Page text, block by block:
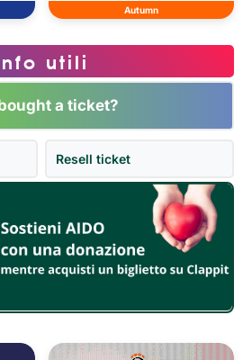
Autumn
utili
a ticket?
Resell ticket